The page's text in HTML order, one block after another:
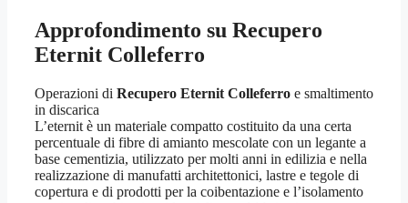
Approfondimento su Recupero
Eternit Colleferro
Operazioni di Recupero Eternit Colleferro e smaltimento
in discarica
L’eternit è un materiale compatto costituito da una certa
percentuale di fibre di amianto mescolate con un legante a
base cementizia, utilizzato per molti anni in edilizia e nella
realizzazione di manufatti architettonici, lastre e tegole di
copertura e di prodotti per la coibentazione e l’isolamento